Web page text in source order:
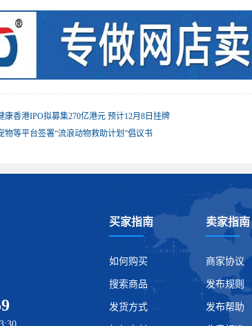
康香港IPO拟募集270亿港元 预计12月8日挂牌
物等平台签署“流浪动物救助计划”倡议书
买家指南
如何购买
搜索商品
发货方式
卖家指南
商家协议
发布规则
发布帮助